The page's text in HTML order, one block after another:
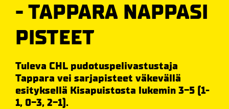
- TAPPARA NAPPASI
PISTEET
Tuleva CHL pudotuspelivastustaja
Tappara vei sarjapisteet väkevällä
esityksellä Kisapuistosta lukemin 3-5 (1-
1, 0-3, 2-1).